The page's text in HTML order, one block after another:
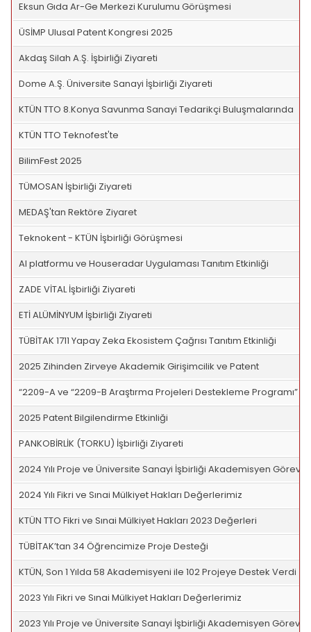
Eksun Gıda Ar-Ge Merkezi Kurulumu Görüşmesi
ÜSİMP Ulusal Patent Kongresi 2025
Akdaş Silah A.Ş. İşbirliği Ziyareti
Dome A.Ş. Üniversite Sanayi İşbirliği Ziyareti
KTÜN TTO 8.Konya Savunma Sanayi Tedarikçi Buluşmalarında
KTÜN TTO Teknofest'te
BilimFest 2025
TÜMOSAN İşbirliği Ziyareti
MEDAŞ'tan Rektöre Ziyaret
Teknokent - KTÜN İşbirliği Görüşmesi
AI platformu ve Houseradar Uygulaması Tanıtım Etkinliği
ZADE VİTAL İşbirliği Ziyareti
ETİ ALÜMİNYUM İşbirliği Ziyareti
TÜBİTAK 1711 Yapay Zeka Ekosistem Çağrısı Tanıtım Etkinliği
2025 Zihinden Zirveye Akademik Girişimcilik ve Patent
“2209-A ve “2209-B Araştırma Projeleri Destekleme Programı”
2025 Patent Bilgilendirme Etkinliği
PANKOBİRLİK (TORKU) İşbirliği Ziyareti
2024 Yılı Proje ve Üniversite Sanayi İşbirliği Akademisyen
2024 Yılı Fikri ve Sınai Mülkiyet Hakları Değerlerimiz
KTÜN TTO Fikri ve Sınai Mülkiyet Hakları 2023 Değerleri
TÜBİTAK’tan 34 Öğrencimize Proje Desteği
KTÜN, Son 1 Yılda 58 Akademisyeni ile 102 Projeye Destek Verdi
2023 Yılı Fikri ve Sınai Mülkiyet Hakları Değerlerimiz
2023 Yılı Proje ve Üniversite Sanayi İşbirliği Akademisyen